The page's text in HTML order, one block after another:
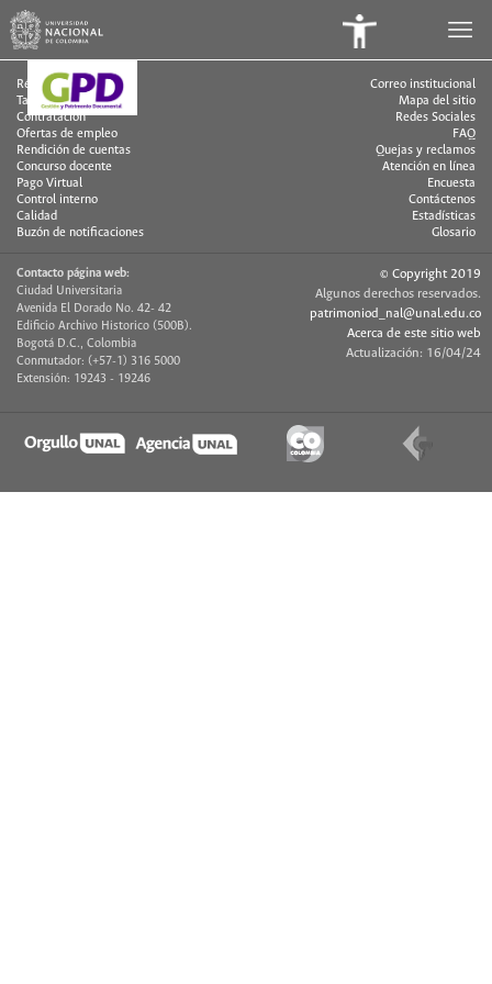
Accesibilidad
Régimen Legal
Talento humano
Contratación
Ofertas de empleo
Rendición de cuentas
Concurso docente
Pago Virtual
Control interno
Calidad
Buzón de notificaciones
Correo institucional
Mapa del sitio
Redes Sociales
FAQ
Quejas y reclamos
Atención en línea
Encuesta
Contáctenos
Estadísticas
Glosario
Contacto página web:
Ciudad Universitaria
Avenida El Dorado No. 42- 42
Edificio Archivo Historico (500B).
Bogotá D.C., Colombia
Conmutador: (+57-1) 316 5000
Extensión: 19243 - 19246
© Copyright 2019
Algunos derechos reservados.
patrimoniod_nal@unal.edu.co
Acerca de este sitio web
Actualización: 16/04/24